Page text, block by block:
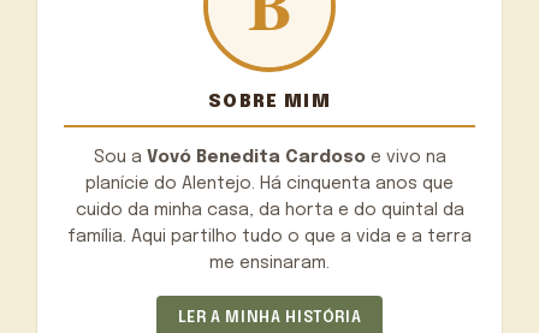
SOBRE MIM
Sou a Vovó Benedita Cardosoe vivo na
planície do Alentejo. Há cinquenta anos que
cuido da minha casa, da horta e do quintal da
família. Aqui partilho tudo o que a vida e a terra
me ensinaram.
LER A MINHA HISTÓRIA